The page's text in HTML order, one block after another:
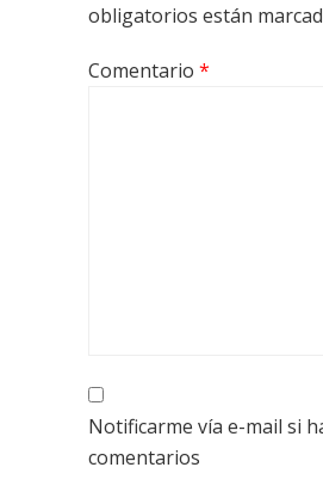
obligatorios están
Comentario *
Notificarme vía e-mail si
comentarios